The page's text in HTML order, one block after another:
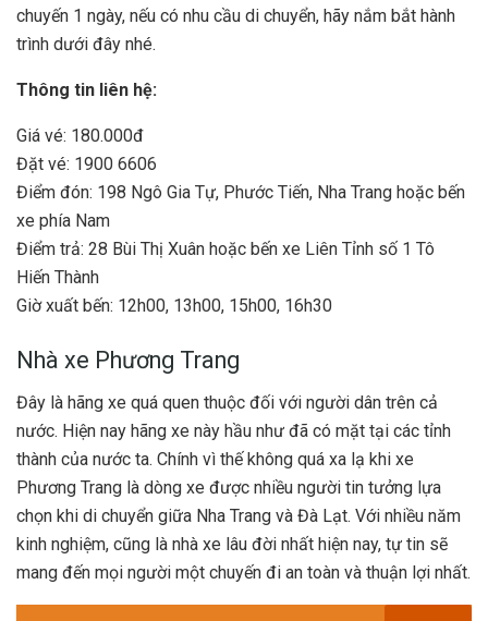
chuyến 1 ngày, nếu có nhu cầu di chuyển, hãy nắm bắt hành
trình dưới đây nhé.
Thông tin liên hệ:
Giá vé: 180.000đ
Đặt vé: 1900 6606
Điểm đón: 198 Ngô Gia Tự, Phước Tiến, Nha Trang hoặc bến
xe phía Nam
Điểm trả: 28 Bùi Thị Xuân hoặc bến xe Liên Tỉnh số 1 Tô
Hiến Thành
Giờ xuất bến: 12h00, 13h00, 15h00, 16h30
Nhà xe Phương Trang
Đây là hãng xe quá quen thuộc đối với người dân trên cả
nước. Hiện nay hãng xe này hầu như đã có mặt tại các tỉnh
thành của nước ta. Chính vì thế không quá xa lạ khi xe
Phương Trang là dòng xe được nhiều người tin tưởng lựa
chọn khi di chuyển giữa Nha Trang và Đà Lạt. Với nhiều năm
kinh nghiệm, cũng là nhà xe lâu đời nhất hiện nay, tự tin sẽ
mang đến mọi người một chuyến đi an toàn và thuận lợi nhất.